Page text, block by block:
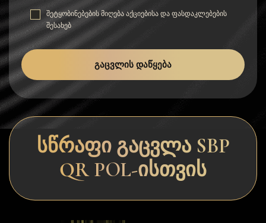
შეტყობინებების მიღება აქციებისა და ფასდაკლებების
შესახებ
ᲒᲐᲪᲕᲚᲘᲡ ᲓᲐᲬᲧᲔᲑᲐ
სწრაფი გაცვლა SBP
QR POL-ისთვის